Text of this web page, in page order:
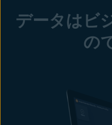
データはビ
の